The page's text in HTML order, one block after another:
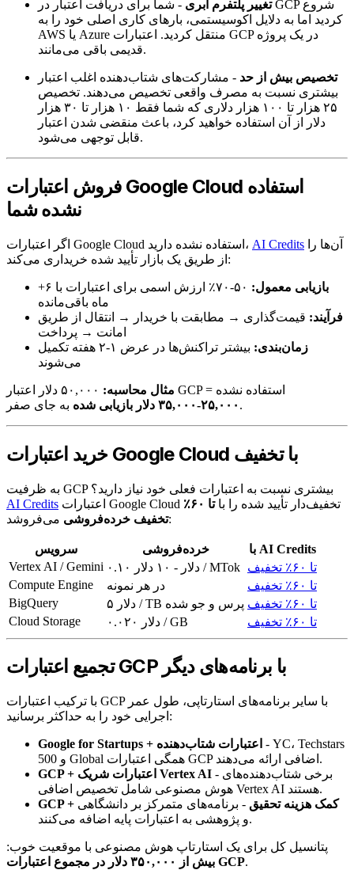
تغییر پلتفرم ابری - شما برای دریافت اعتبار در GCP شروع
کردید اما به دلایل اکوسیستمی، بارهای کاری اصلی خود را به
AWS یا Azure منتقل کردید. اعتبارات GCP در یک پروژه
قدیمی باقی می‌مانند.
تخصیص بیش از حد - مشارکت‌های شتاب‌دهنده اغلب اعتبار
بیشتری نسبت به مصرف واقعی تخصیص می‌دهند. تخصیص
۲۵ هزار تا ۱۰۰ هزار دلاری که شما فقط ۱۰ هزار تا ۳۰ هزار
دلار از آن استفاده خواهید کرد، باعث منقضی شدن اعتبار
قابل توجهی می‌شود.
فروش اعتبارات Google Cloud استفاده
نشده شما
اگر اعتبارات Google Cloud استفاده نشده دارید، AI Credits
از طریق یک بازار تأیید شده خریداری می‌کند:
بازیابی معمول:
۵۰-۷۰٪ ارزش اسمی برای اعتبارات با ۶+
ماه باقی‌مانده
فرآیند: قیمت‌گذاری → مطابقت با خریدار → انتقال از طریق
امانت → پرداخت
زمان‌بندی:
بیشتر تراکنش‌ها در عرض ۱-۲ هفته تکمیل
می‌شوند
مثال محاسبه:
۵۰,۰۰۰ دلار اعتبار GCP استفاده نشده =
۲۵,۰۰۰-۳۵,۰۰۰ دلار بازیابی شده به جای صفر.
خرید اعتبارات Google Cloud با تخفیف
به ظرفیت GCP بیشتری نسبت به اعتبارات فعلی خود نیاز دارید؟
AI Credits
اعتبارات Google Cloud تخفیف‌دار تأیید شده را با
تا ۶۰٪
تخفیف خرده‌فروشیمی‌فروشد:
سرویس خرده‌فروشی
با AI Credits
Vertex AI / Gemini
۰.۱۰ دلار - ۱۰ دلار / MTok
تا ۶۰٪ تخفیف
Compute Engine
در هر نمونه
تا ۶۰٪ تخفیف
BigQuery
۵ دلار / TB پرس و جو شده
تا ۶۰٪ تخفیف
Cloud Storage
۰.۰۲۰ دلار / GB تا ۶۰٪ تخفیف
تجمیع اعتبارات GCP با برنامه‌های دیگر
با ترکیب اعتبارات GCP با سایر برنامه‌های استارتاپی، طول عمر
اجرایی خود را به حداکثر برسانید:
Google for Startups + اعتبارات شتاب‌دهنده - YC، Techstars
و 500 Global همگی اعتبارات GCP اضافی ارائه می‌دهند.
GCP + اعتبارات شریک Vertex AI - برخی شتاب‌دهنده‌های
هوش مصنوعی شامل تخصیص اضافی Vertex AI هستند.
GCP + کمک هزینه تحقیق - برنامه‌های متمرکز بر دانشگاهی
و پژوهشی به اعتبارات پایه اضافه می‌کنند.
پتانسیل کل برای یک استارتاپ هوش مصنوعی با موقعیت خوب:
بیش از ۳۵۰,۰۰۰ دلار در مجموع اعتبارات GCP.